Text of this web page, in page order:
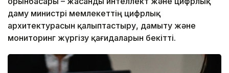
даму министрі мемлекеттің цифрлық
архитектурасын қалыптастыру, дамыту және
мониторинг жүргізу қағидаларын бекітті.